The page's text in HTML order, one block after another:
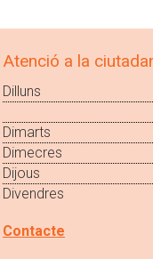
Atenció a la
Dilluns
Dimarts
Dimecres
Dijous
Divendres
Contacte